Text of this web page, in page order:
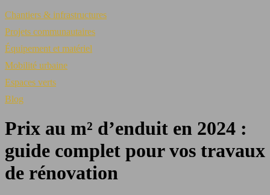
Chantiers & infrastructures
Projets communautaires
Équipement et matériel
Mobilité urbaine
Espaces verts
Blog
Prix au m² d’enduit en 2024 :
guide complet pour vos travaux
de rénovation